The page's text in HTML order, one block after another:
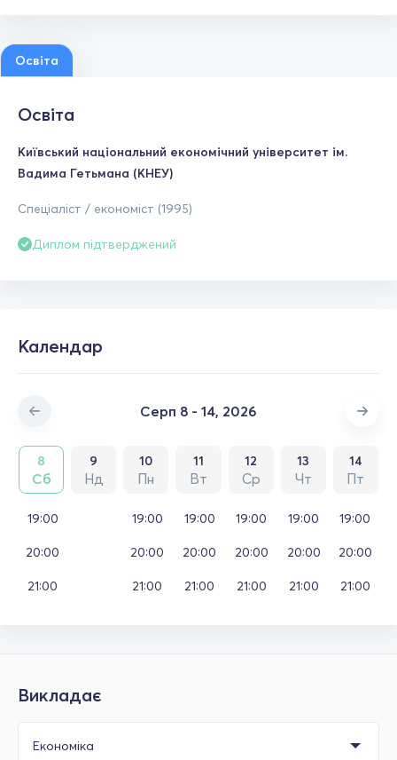
Освіта
Освіта
Київський національний економічний університет ім.
Вадима Гетьмана (КНЕУ)
Спеціаліст / економіст (1995)
Диплом підтверджений
Календар
Серп 8 - 14, 2026
8
Сб
9
Нд
10
Пн
11
Вт
12
Ср
13
Чт
14
Пт
19:00
20:00
21:00
19:00
20:00
21:00
19:00
20:00
21:00
19:00
20:00
21:00
19:00
20:00
21:00
19:00
20:00
21:00
Викладає